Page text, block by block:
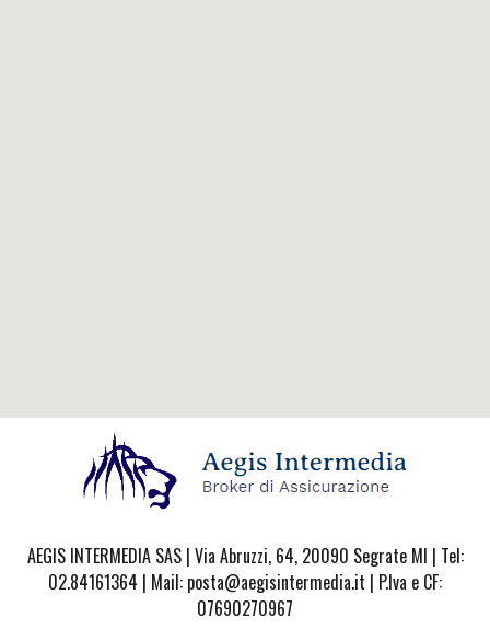
AEGIS INTERMEDIA SAS | Via Abruzzi, 64, 20090 Segrate MI | Tel:
02.84161364 | Mail: posta@aegisintermedia.it | P.Iva e CF:
07690270967